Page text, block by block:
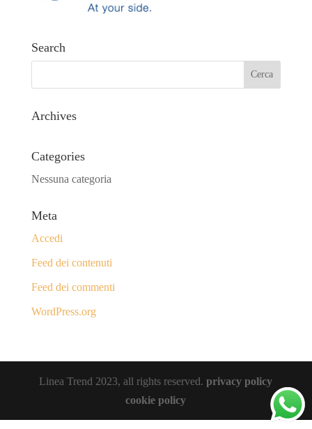
Search
Archives
Categories
Nessuna categoria
Meta
Accedi
Feed dei contenuti
Feed dei commenti
WordPress.org
Linea Trend 2023, all rights reserved.privacy policy
cookie policy